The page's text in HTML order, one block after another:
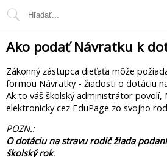
Ako podať Návratku k
Zákonný zástupca dieťaťa môže
formou Návratky - žiadosti o dotáciu
Ak to váš školský administrátor
elektronicky cez EduPage zo svojho
POZN.:
O dotáciu na stravu rodič žiada
školský rok.